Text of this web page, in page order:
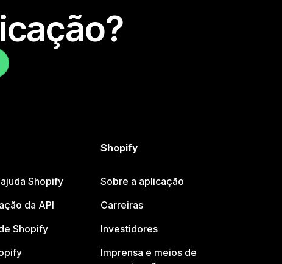
Shopify
da API
Shopify
Shopify
Sobre a aplicação
Carreiras
Investidores
Imprensa e meios de